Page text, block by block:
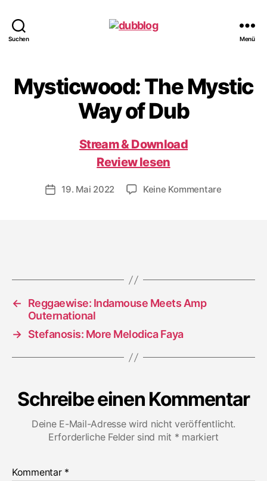
Suchen Menü
Mysticwood: The Mystic
Way of Dub
Stream & Download
Review lesen
Veröffentlichungsdatum
19. Mai 2022 Keine Kommentarezu
←
Reggaewise: Indamouse Meets Amp
Outernational
→ Stefanosis: More Melodica Faya
Schreibe einen Kommentar
Deine E-Mail-Adresse wird nicht veröffentlicht.
Erforderliche Felder sind mit * markiert
Kommentar *